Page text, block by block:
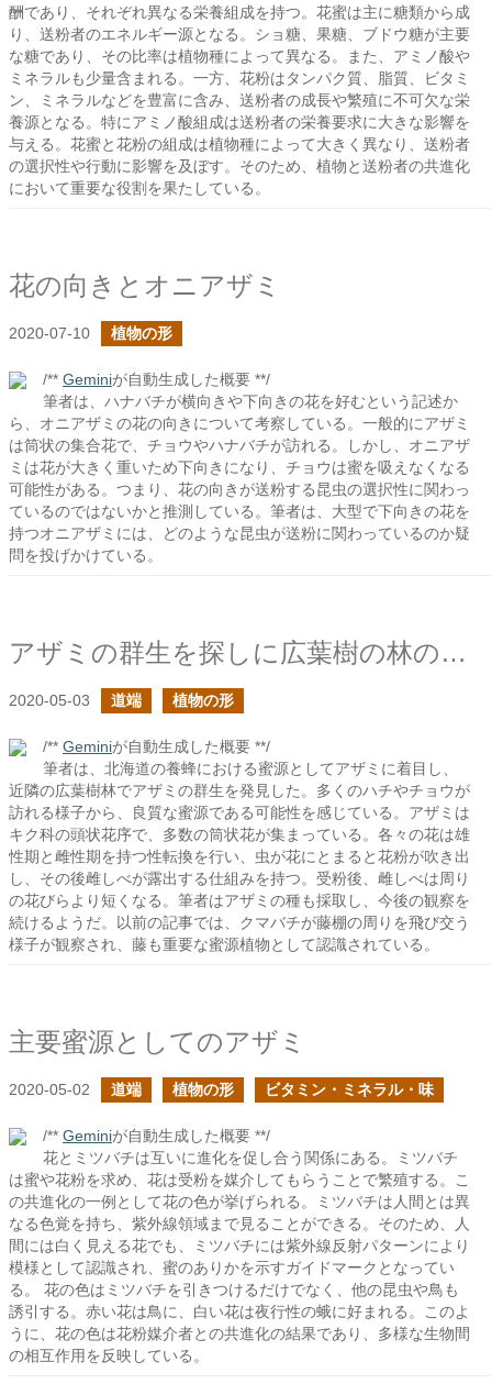
酬であり、それぞれ異なる栄養組成を持つ。花蜜は主に糖類から成
り、送粉者のエネルギー源となる。ショ糖、果糖、ブドウ糖が主要
な糖であり、その比率は植物種によって異なる。また、アミノ酸や
ミネラルも少量含まれる。一方、花粉はタンパク質、脂質、ビタミ
ン、ミネラルなどを豊富に含み、送粉者の成長や繁殖に不可欠な栄
養源となる。特にアミノ酸組成は送粉者の栄養要求に大きな影響を
与える。花蜜と花粉の組成は植物種によって大きく異なり、送粉者
の選択性や行動に影響を及ぼす。そのため、植物と送粉者の共進化
において重要な役割を果たしている。
花の向きとオニアザミ
2020-07-10 植物の形
/** Geminiが自動生成した概要 **/
筆者は、ハナバチが横向きや下向きの花を好むという記述か
ら、オニアザミの花の向きについて考察している。一般的にアザミ
は筒状の集合花で、チョウやハナバチが訪れる。しかし、オニアザ
ミは花が大きく重いため下向きになり、チョウは蜜を吸えなくなる
可能性がある。つまり、花の向きが送粉する昆虫の選択性に関わっ
ているのではないかと推測している。筆者は、大型で下向きの花を
持つオニアザミには、どのような昆虫が送粉に関わっているのか疑
問を投げかけている。
アザミの群生を探しに広葉樹の林の林床へ
2020-05-03 道端 植物の形
/** Geminiが自動生成した概要 **/
筆者は、北海道の養蜂における蜜源としてアザミに着目し、
近隣の広葉樹林でアザミの群生を発見した。多くのハチやチョウが
訪れる様子から、良質な蜜源である可能性を感じている。アザミは
キク科の頭状花序で、多数の筒状花が集まっている。各々の花は雄
性期と雌性期を持つ性転換を行い、虫が花にとまると花粉が吹き出
し、その後雌しべが露出する仕組みを持つ。受粉後、雌しべは周り
の花びらより短くなる。筆者はアザミの種も採取し、今後の観察を
続けるようだ。以前の記事では、クマバチが藤棚の周りを飛び交う
様子が観察され、藤も重要な蜜源植物として認識されている。
主要蜜源としてのアザミ
2020-05-02 道端 植物の形 ビタミン・ミネラル・味
/** Geminiが自動生成した概要 **/
花とミツバチは互いに進化を促し合う関係にある。ミツバチ
は蜜や花粉を求め、花は受粉を媒介してもらうことで繁殖する。こ
の共進化の一例として花の色が挙げられる。ミツバチは人間とは異
なる色覚を持ち、紫外線領域まで見ることができる。そのため、人
間には白く見える花でも、ミツバチには紫外線反射パターンにより
模様として認識され、蜜のありかを示すガイドマークとなってい
る。 花の色はミツバチを引きつけるだけでなく、他の昆虫や鳥も
誘引する。赤い花は鳥に、白い花は夜行性の蛾に好まれる。このよ
うに、花の色は花粉媒介者との共進化の結果であり、多様な生物間
の相互作用を反映している。